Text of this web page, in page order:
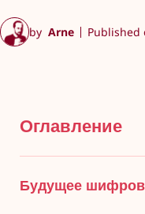
by Arne Published
Оглавление
Будущее